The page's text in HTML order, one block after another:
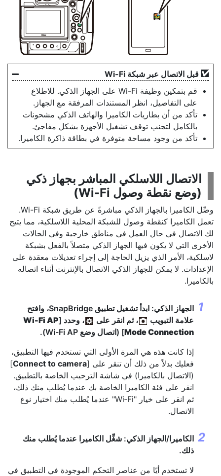
قبل الاتصال عبر شبكة Wi-Fi
قم بتمكين وظيفة Wi-Fi على الجهاز الذكي. للاطلاع
على التفاصيل، انظر المستندات المرفقة مع الجهاز.
تأكد من أن بطاريات الكاميرا والهاتف الذكي مشحونات
بالكامل لتجنب توقف تشغيل الأجهزة بشكل مفاجئ.
تأكد من وجود مساحة متوفرة في بطاقة ذاكرة الكاميرا.
الاتصال اللاسلكي المباشر بجهاز ذكي
(وضع نقطة وصول Wi-Fi )
وصِّل الكاميرا بالجهاز الذكي مباشرةً عن طريق شبكة Wi-Fi.
تعمل الكاميرا كنقطة وصول للشبكة المحلية اللاسلكية، مما يتيح
لك الاتصال في حال العمل في مناطق خارجية وفي الحالات
الأخرى التي لا يكون فيها الجهاز الذكي متصلاً بالفعل بشبكة
لاسلكية، الأمر الذي يزيل الحاجة إلى إجراء تعديلات معقدة على
الإعدادات. لا يمكن للجهاز الذكي الاتصال بالإنترنت أثناء اتصاله
بالكاميرا.
الجهاز الذكي: ابدأ تشغيل تطبيق SnapBridge، وافتح
علامة التبويب
، ثم انقر على ، وحدد [Wi-Fi AP
Mode Connection] (اتصال وضع Wi-Fi AP).
إذا كانت هذه هي المرة الأولى التي تستخدم فيها التطبيق،
فعليك بدلاً من ذلك أن تنقر على [Connect to camera
]
(الاتصال بالكاميرا) في شاشة الترحيب الخاصة بالتطبيق.
انقر على فئة الكاميرا الخاصة بك عندما يُطلب منك ذلك،
ثم انقر على خيار "Wi‑Fi" عندما يُطلب منك اختيار نوع
الاتصال.
الكاميرا/الجهاز الذكي: شغِّل الكاميرا عندما يُطلب منك
ذلك.
لا تستخدم أيًا من عناصر التحكم الموجودة في التطبيق في